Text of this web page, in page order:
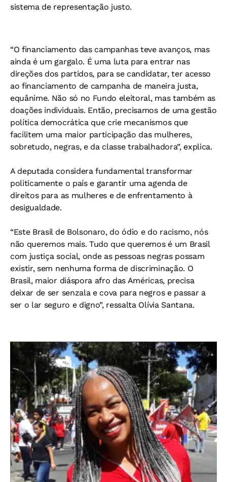
sistema de representação justo.
“O financiamento das campanhas teve avanços, mas
ainda é um gargalo. É uma luta para entrar nas
direções dos partidos, para se candidatar, ter acesso
ao financiamento de campanha de maneira justa,
equânime. Não só no Fundo eleitoral, mas também as
doações individuais. Então, precisamos de uma gestão
política democrática que crie mecanismos que
facilitem uma maior participação das mulheres,
sobretudo, negras, e da classe trabalhadora”, explica.
A deputada considera fundamental transformar
politicamente o país e garantir uma agenda de
direitos para as mulheres e de enfrentamento à
desigualdade.
“Este Brasil de Bolsonaro, do ódio e do racismo, nós
não queremos mais. Tudo que queremos é um Brasil
com justiça social, onde as pessoas negras possam
existir, sem nenhuma forma de discriminação. O
Brasil, maior diáspora afro das Américas, precisa
deixar de ser senzala e cova para negros e passar a
ser o lar seguro e digno”, ressalta Olívia Santana.